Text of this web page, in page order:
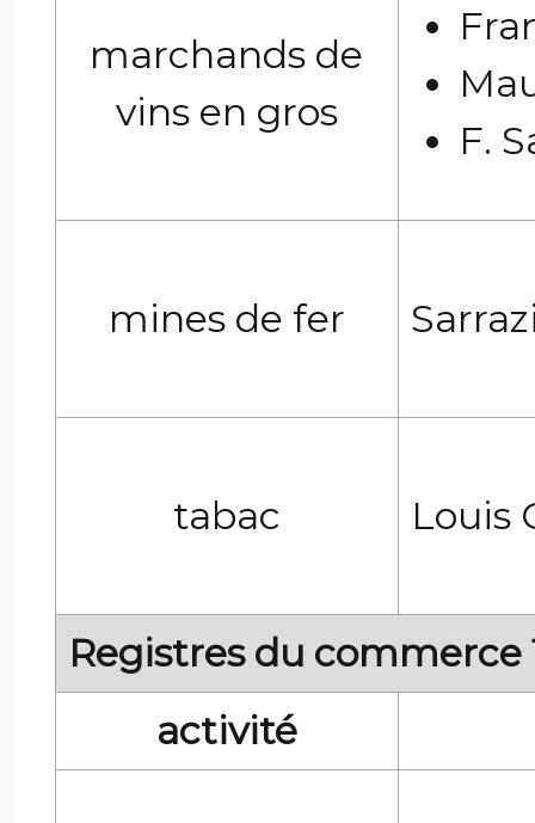
marchands de
vins en gros
F.
mines de fer
tabac Louis
Registres du commerce
activité